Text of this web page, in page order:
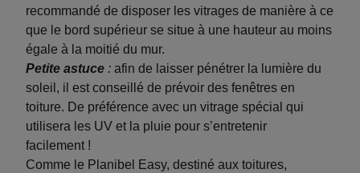
recommandé de disposer les vitrages de manière à ce
que le bord supérieur se situe à une hauteur au moins
égale à la moitié du mur.
Petite astuce : afin de laisser pénétrer la lumière du
soleil, il est conseillé de prévoir des fenêtres en
toiture. De préférence avec un vitrage spécial qui
utilisera les UV et la pluie pour s’entretenir
facilement !
Comme le Planibel Easy, destiné aux toitures,